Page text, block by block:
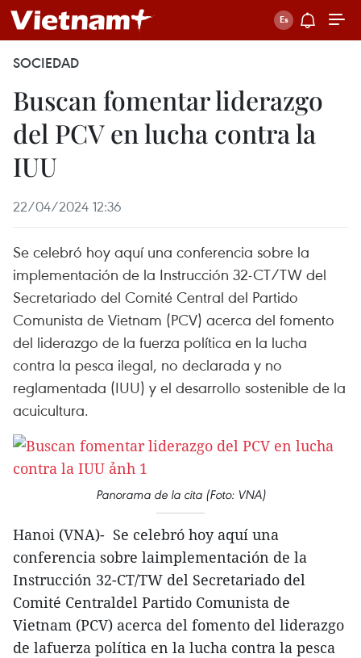
SOCIEDAD
Buscan fomentar liderazgo
del PCV en lucha contra la
IUU
22/04/2024 12:36
Se celebró hoy aquí una conferencia sobre la
implementación de la Instrucción 32-CT/TW del
Secretariado del Comité Central del Partido
Comunista de Vietnam (PCV) acerca del fomento
del liderazgo de la fuerza política en la lucha
contra la pesca ilegal, no declarada y no
reglamentada (IUU) y el desarrollo sostenible de la
acuicultura.
Panorama de la cita (Foto: VNA)
Hanoi (VNA)- Se celebró hoy aquí una
conferencia sobre laimplementación de la
Instrucción 32-CT/TW del Secretariado del
Comité Centraldel Partido Comunista de
Vietnam (PCV) acerca del fomento del liderazgo
de lafuerza política en la lucha contra la pesca